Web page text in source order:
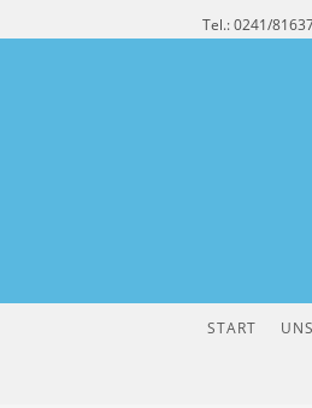
Inhalt
Tel.: 0241/
START